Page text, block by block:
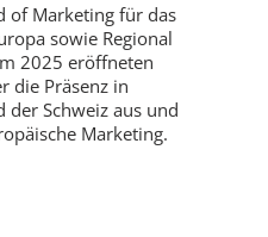
of Marketing für das
sowie Regional
2025 eröffneten
die Präsenz in
der Schweiz aus und
Marketing.